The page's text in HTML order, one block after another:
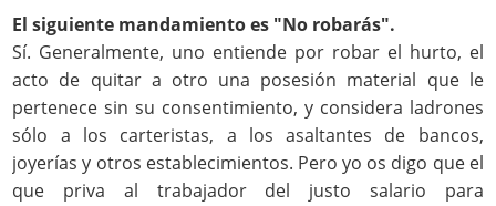
El siguiente mandamiento es "No robarás".
Sí. Generalmente, uno entiende por robar el hurto, el
acto de quitar a otro una posesión material que le
pertenece sin su consentimiento, y considera ladrones
sólo a los carteristas, a los asaltantes de bancos,
joyerías y otros establecimientos. Pero yo os digo que el
que priva al trabajador del justo salario para